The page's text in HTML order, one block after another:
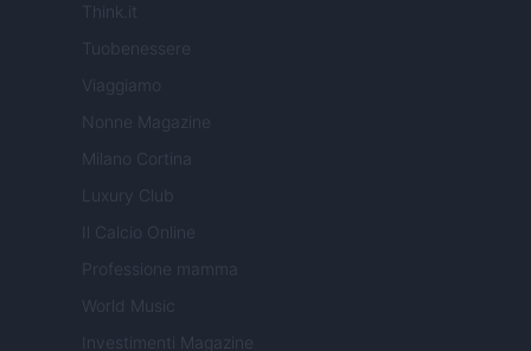
Think.it
Tuobenessere
Viaggiamo
Nonne Magazine
Milano Cortina
Luxury Club
Il Calcio Online
Professione mamma
World Music
Investimenti Magazine